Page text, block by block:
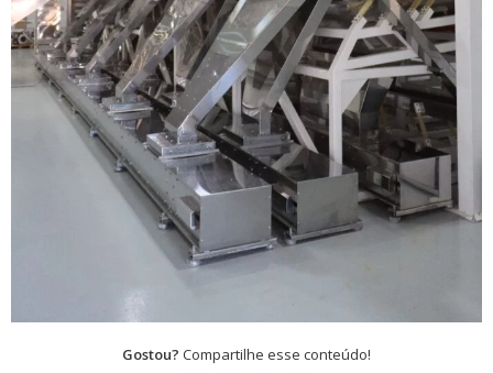
Gostou? Compartilhe esse conteúdo!